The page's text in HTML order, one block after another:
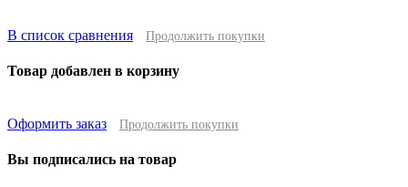
В список сравнения Продолжить покупки
Товар добавлен в корзину
Оформить заказ Продолжить покупки
Вы подписались на товар